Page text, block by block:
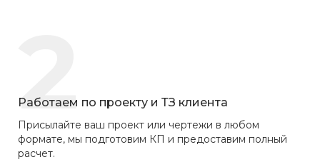
2
Работаем по проекту и ТЗ клиента
Присылайте ваш проект или чертежи в любом
формате, мы подготовим КП и предоставим полный
расчет.